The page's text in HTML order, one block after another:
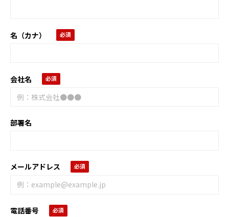
名（カナ）
会社名
部署名
メールアドレス
電話番号